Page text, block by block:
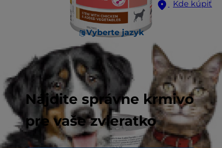
Kde kúpiť
Vyberte jazyk
Nájdite správne krmivo
pre vaše zvieratko